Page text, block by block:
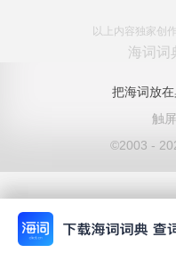
以上内容独家创
海词词
把海词放
触
©2003 -